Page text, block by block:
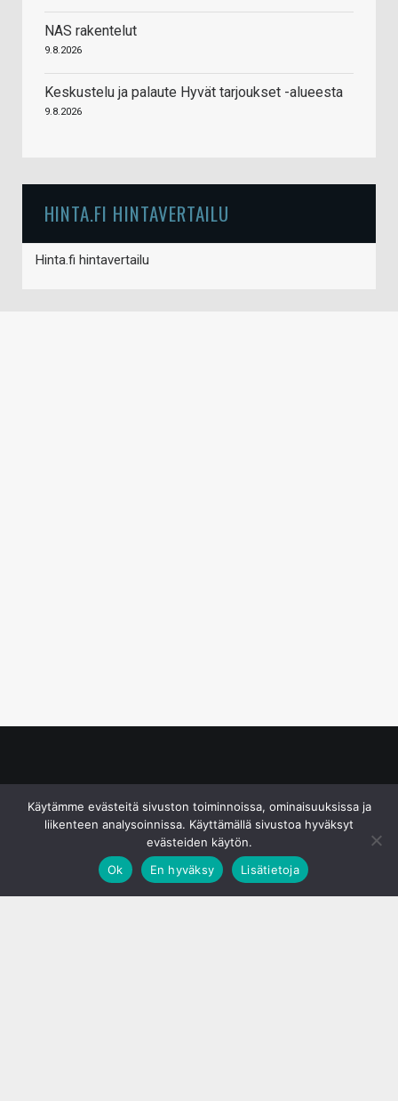
NAS rakentelut
9.8.2026
Keskustelu ja palaute Hyvät tarjoukset -alueesta
9.8.2026
HINTA.FI HINTAVERTAILU
Hinta.fi hintavertailu
Käytämme evästeitä sivuston toiminnoissa, ominaisuuksissa ja
liikenteen analysoinnissa. Käyttämällä sivustoa hyväksyt
evästeiden käytön.
Ok
En hyväksy Lisätietoja